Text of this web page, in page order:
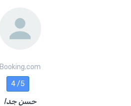
Booking.com
4 /5
حسن جدا